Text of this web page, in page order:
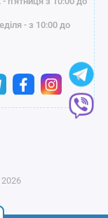
- з 10:00 до